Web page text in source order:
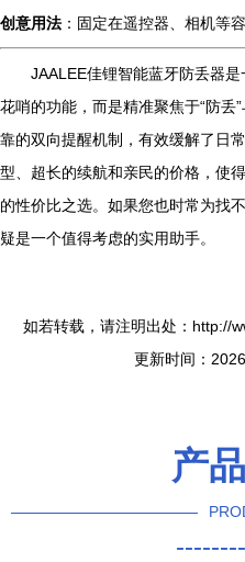
创意用法 ：固定在遥控器、相机等
JAALEE佳锂智能蓝牙防丢器
花哨的功能，而是精准聚焦于“防丢
靠的双向提醒机制，有效缓解了日
型、超长的续航和亲民的价格，使
的性价比之选。如果您也时常为找
疑是一个值得考虑的实用助手。
如若转载，请注明出处：http://
更新时间：
产